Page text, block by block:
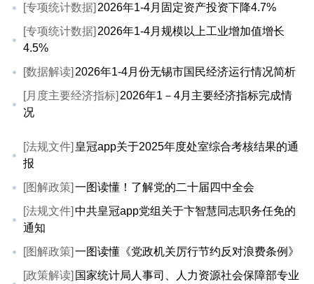
[专项统计数据] 2026年1-4月固定资产投资下降4.7%
[专项统计数据] 2026年1-4月规模以上工业增加值增长
4.5%
[数据解读] 2026年1-4月份无锡市国民经济运行情况简析
[月度主要经济指标] 2026年1－4月主要经济指标完成情
况
[法规文件] 皇冠app关于2025年度处室综合考核结果的通
报
[图解政策] 一图读懂！了解党的二十届四中全会
[法规文件] 中共皇冠app党组关于卞智慧同志职务任免的
通知
[图解政策] 一图读懂《党政机关厉行节约反对浪费条例》
[政策解读] 国家统计局人事司、人力资源社会保障部专业